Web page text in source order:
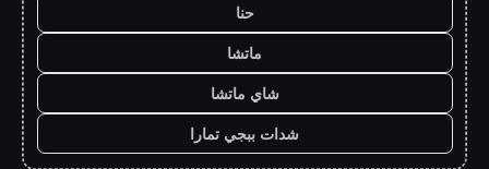
حنا
ماتشا
شاي ماتشا
شدات ببجي تمارا